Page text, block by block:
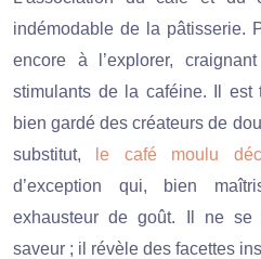
indémodable de la pâtisserie.
encore à l’explorer,
stimulants de la caféine. Il est
bien gardé des créateurs de
substitut,
le café moulu
d’exception qui, bien
exhausteur de goût. Il ne se
saveur ; il révèle des facettes